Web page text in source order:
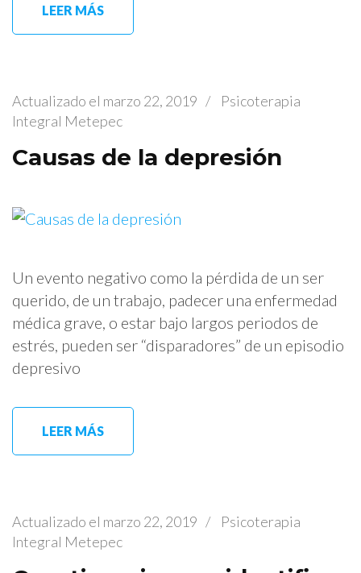
LEER MÁS
Actualizado el marzo 22, 2019 /
Psicoterapia
Integral Metepec
Causas de la depresión
Un evento negativo como la pérdida de un ser
querido, de un trabajo, padecer una enfermedad
médica grave, o estar bajo largos periodos de
estrés, pueden ser “disparadores” de un episodio
depresivo
LEER MÁS
Actualizado el marzo 22, 2019 /
Psicoterapia
Integral Metepec